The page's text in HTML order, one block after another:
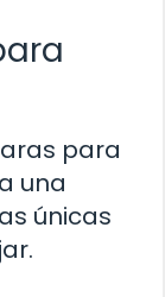
para
una
únicas